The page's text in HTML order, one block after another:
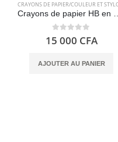
Crayons de papier HB en
0 out of 5
15 000 CFA
AJOUTER AU PANIER